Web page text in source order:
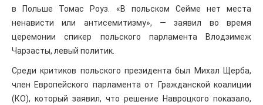
в Польше Томас Роуз. «В польском Сейме нет места
ненависти или антисемитизму», — заявил во время
церемонии спикер польского парламента Влодзимеж
Чарзасты, левый политик.
Среди критиков польского президента был Михал Щерба,
член Европейского парламента от Гражданской коалиции
(КО), который заявил, что решение Навроцкого показало,